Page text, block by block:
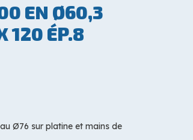
EN Ø60,3
120 ÉP.8
Ø76 sur platine et mains de